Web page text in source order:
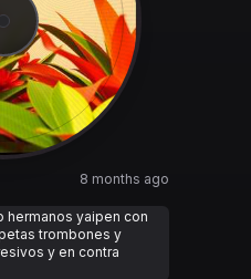
8 months ago
hermanos yaipen con
trombones y
y en contra